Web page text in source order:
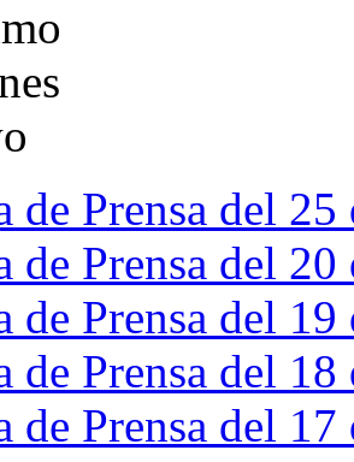
de Prensa del
de Prensa del
de Prensa del
de Prensa del
de Prensa del